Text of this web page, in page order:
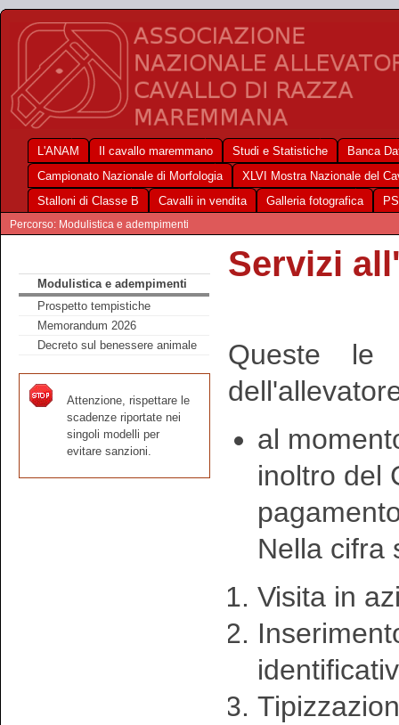
L'ANAM Il cavallo maremmano Studi e Statistiche
Banca
Campionato Nazionale di Morfologia
XLVI Mostra Nazionale del
Stalloni di Classe B
Cavalli in vendita Galleria fotografica
Percorso: Modulistica e adempimenti
Modulistica e adempimenti
Prospetto tempistiche
Memorandum 2026
Decreto sul benessere animale
Attenzione, rispettare le
scadenze riportate nei
singoli modelli per
evitare sanzioni.
Servizi
Queste le
al
inoltro del
Nella cifra
Visita in